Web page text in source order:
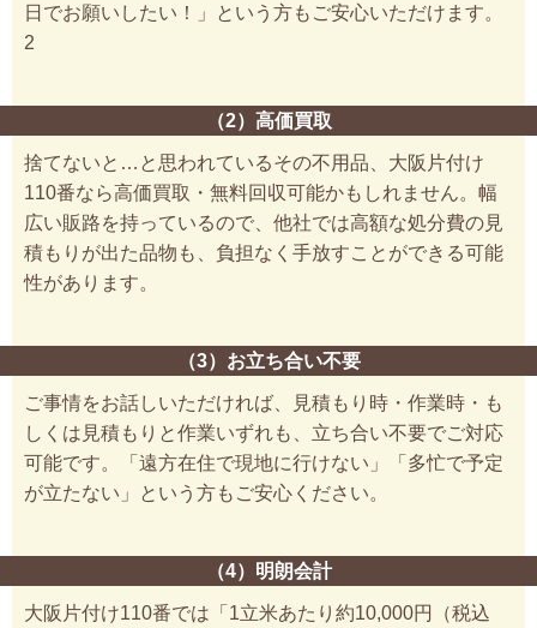
日でお願いしたい！」という方もご安心いただけます。
2
（2）高価買取
捨てないと…と思われているその不用品、大阪片付け
110番なら高価買取・無料回収可能かもしれません。幅
広い販路を持っているので、他社では高額な処分費の見
積もりが出た品物も、負担なく手放すことができる可能
性があります。
（3）お立ち合い不要
ご事情をお話しいただければ、見積もり時・作業時・も
しくは見積もりと作業いずれも、立ち合い不要でご対応
可能です。「遠方在住で現地に行けない」「多忙で予定
が立たない」という方もご安心ください。
（4）明朗会計
大阪片付け110番では「1立米あたり約10,000円（税込